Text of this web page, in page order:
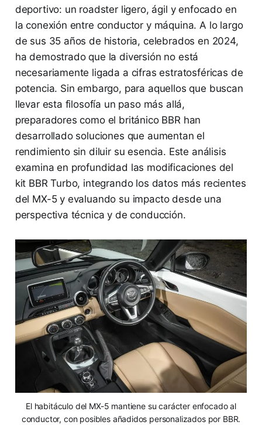
deportivo: un roadster ligero, ágil y enfocado en
la conexión entre conductor y máquina. A lo largo
de sus 35 años de historia, celebrados en 2024,
ha demostrado que la diversión no está
necesariamente ligada a cifras estratosféricas de
potencia. Sin embargo, para aquellos que buscan
llevar esta filosofía un paso más allá,
preparadores como el británico BBR han
desarrollado soluciones que aumentan el
rendimiento sin diluir su esencia. Este análisis
examina en profundidad las modificaciones del
kit BBR Turbo, integrando los datos más recientes
del MX-5 y evaluando su impacto desde una
perspectiva técnica y de conducción.
El habitáculo del MX-5 mantiene su carácter enfocado al
conductor, con posibles añadidos personalizados por BBR.